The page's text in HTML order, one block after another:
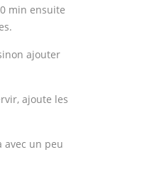
min ensuite
ajouter
ajoute les
avec un peu